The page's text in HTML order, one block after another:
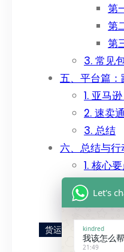
第
第
第
3. 常见
五、平台篇：
1. 亚马逊
2. 速卖
3. 总结
六、总结与
1. 核心
2. 寄件
3. 最后
货运知识
Let's
kindred
我该怎么
21:49